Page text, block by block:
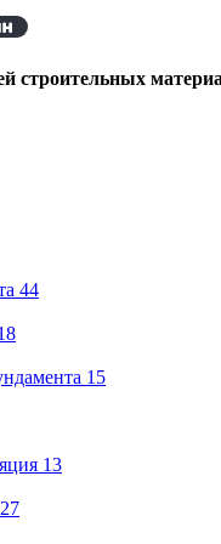
строительных
44
15
13
27